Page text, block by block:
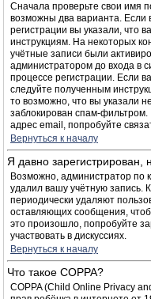
Сначала проверьте свои имя
возможны два варианта. Если
регистрации вы указали, что
инструкциям. На некоторых
учётные записи были
администратором до входа в
процессе регистрации. Если
следуйте полученным
то возможно, что вы указали
заблокирован спам-
адрес email, попробуйте
Вернуться к началу
Я давно зарегистрирован,
Возможно, администратор по
удалил вашу учётную запись.
периодически удаляют
оставляющих сообщения,
это произошло, попробуйте
участвовать в дискуссиях.
Вернуться к началу
Что такое COPPA?
COPPA (Child Online Privacy